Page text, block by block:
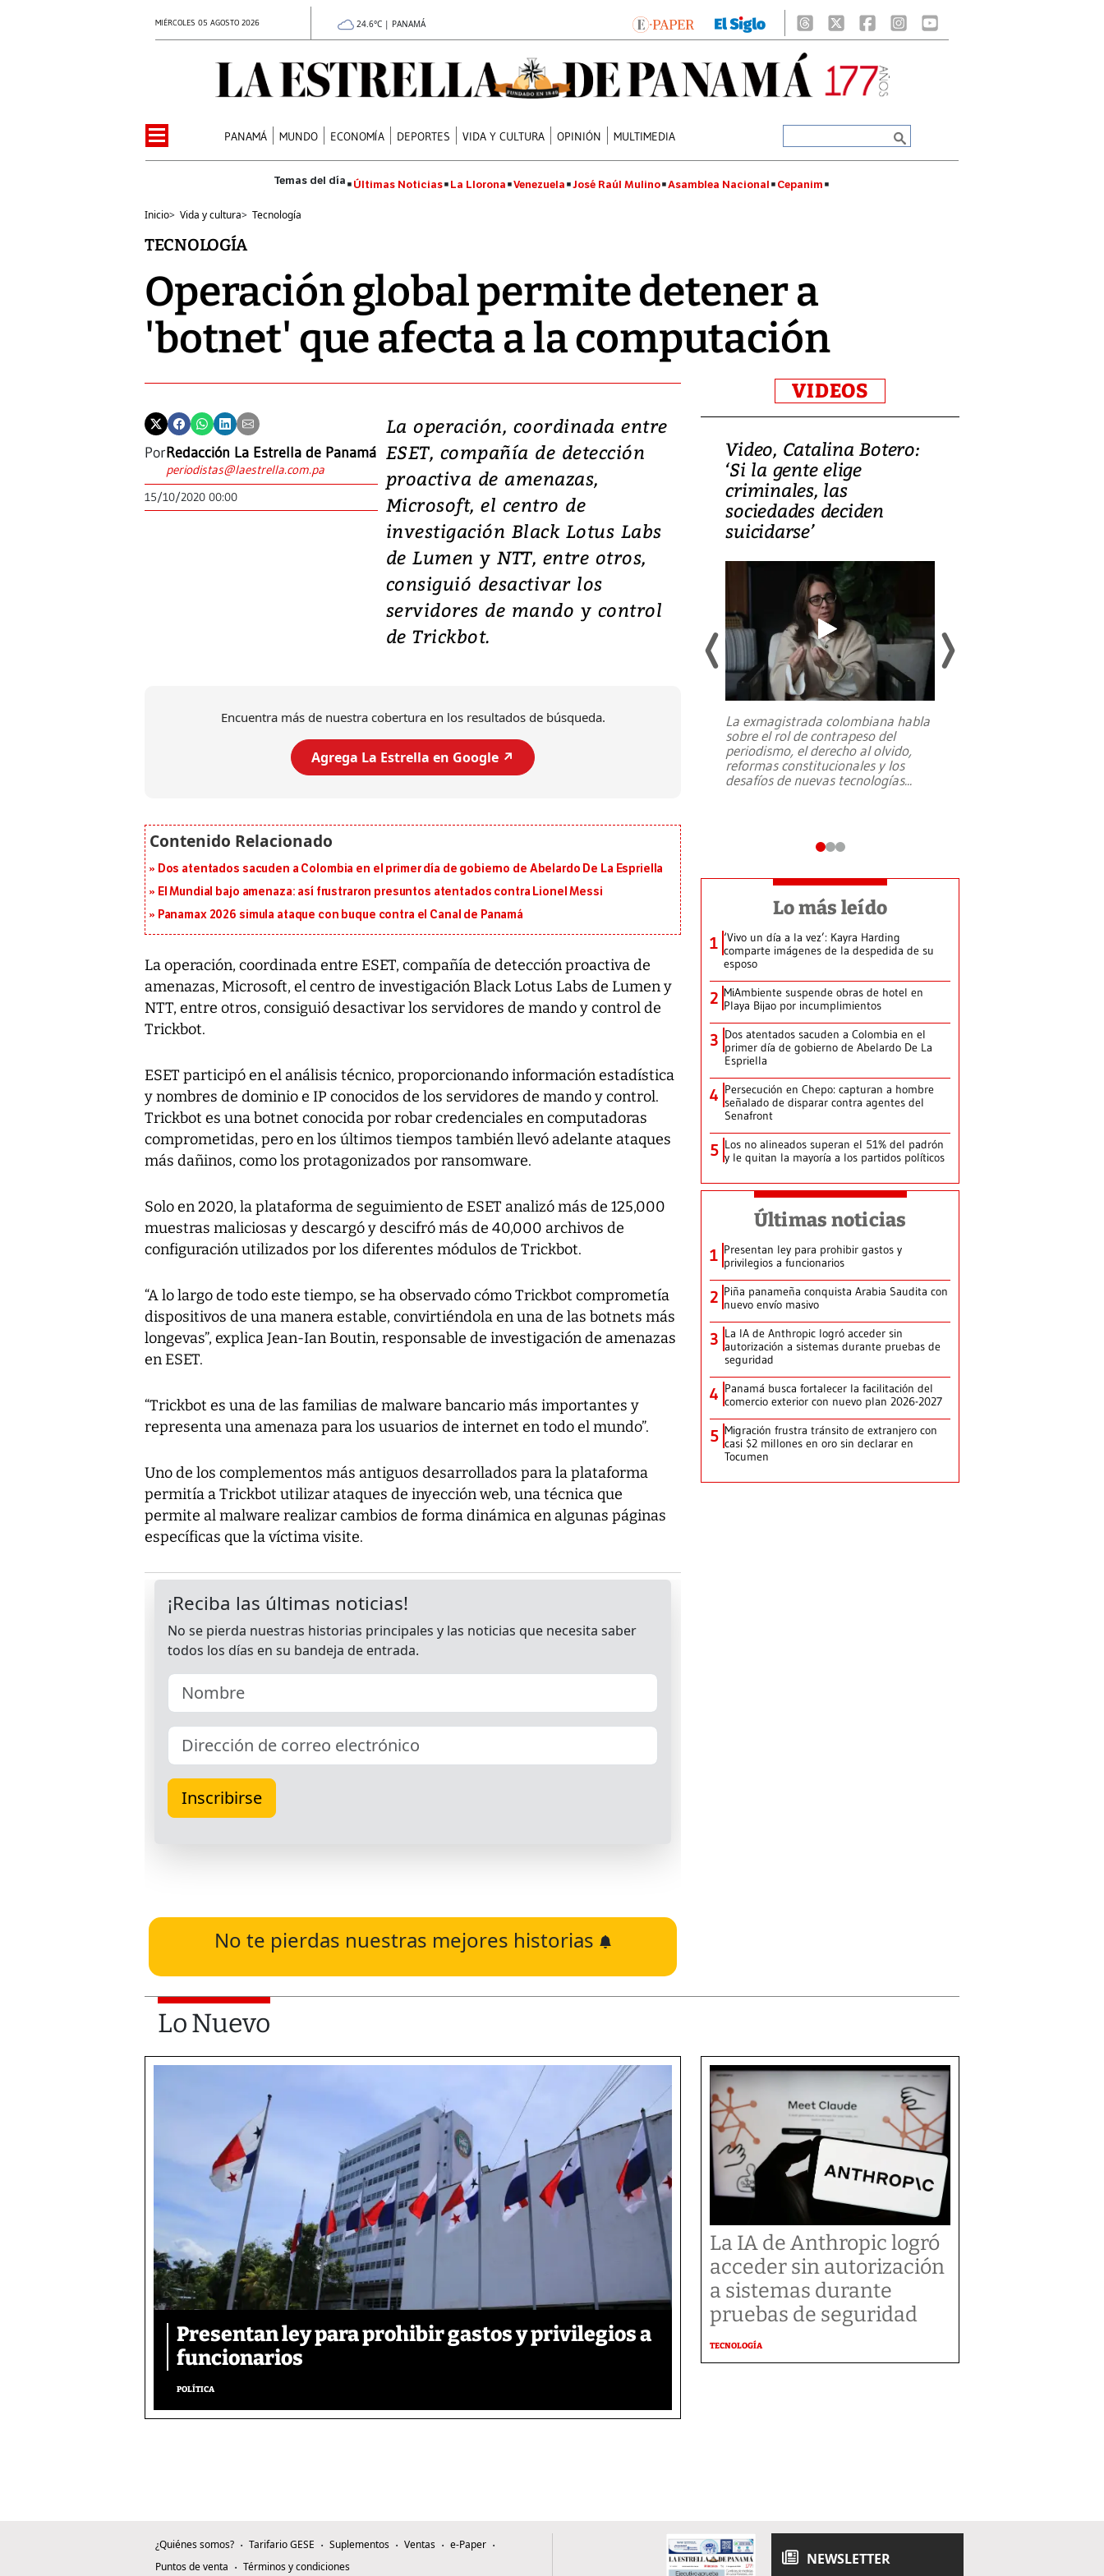
MIÉRCOLES 05 AGOSTO 2026 24.6°C | PANAMÁ
PANAMÁ MUNDO ECONOMÍA DEPORTES VIDA Y CULTURA OPINIÓN MULTIMEDIA
Últimas Noticias La Llorona Venezuela José Raúl Mulino Asamblea Nacional Cepanim
Inicio> Vida y cultura> Tecnología
TECNOLOGÍA
Operación global permite detener a
'botnet' que afecta a la computación
PorRedacción La Estrella de Panamá
periodistas@laestrella.com.pa
15/10/2020 00:00
La operación, coordinada entre
ESET, compañía de detección
proactiva de amenazas,
Microsoft, el centro de
investigación Black Lotus Labs
de Lumen y NTT, entre otros,
consiguió desactivar los
servidores de mando y control
de Trickbot.
Encuentra más de nuestra cobertura en los resultados de búsqueda.
Agrega La Estrella en Google ↗️
Dos atentados sacuden a Colombia en el primer día de gobierno de Abelardo De La Espriella
El Mundial bajo amenaza: así frustraron presuntos atentados contra Lionel Messi
Panamax 2026 simula ataque con buque contra el Canal de Panamá
La operación, coordinada entre ESET, compañía de detección proactiva de
amenazas, Microsoft, el centro de investigación Black Lotus Labs de Lumen y
NTT, entre otros, consiguió desactivar los servidores de mando y control de
Trickbot.
ESET participó en el análisis técnico, proporcionando información estadística
y nombres de dominio e IP conocidos de los servidores de mando y control.
Trickbot es una botnet conocida por robar credenciales en computadoras
comprometidas, pero en los últimos tiempos también llevó adelante ataques
más dañinos, como los protagonizados por ransomware.
Solo en 2020, la plataforma de seguimiento de ESET analizó más de 125,000
muestras maliciosas y descargó y descifró más de 40,000 archivos de
configuración utilizados por los diferentes módulos de Trickbot.
“A lo largo de todo este tiempo, se ha observado cómo Trickbot comprometía
dispositivos de una manera estable, convirtiéndola en una de las botnets más
longevas”, explica Jean-Ian Boutin, responsable de investigación de amenazas
en ESET.
“Trickbot es una de las familias de malware bancario más importantes y
representa una amenaza para los usuarios de internet en todo el mundo”.
Uno de los complementos más antiguos desarrollados para la plataforma
permitía a Trickbot utilizar ataques de inyección web, una técnica que
permite al malware realizar cambios de forma dinámica en algunas páginas
específicas que la víctima visite.
No te pierdas nuestras mejores historias
VIDEOS
Video, Japón: Terremoto
deja heridos y graves
daños en Kumamoto
julio en la prefectura de Kumamoto,
al sur de Japón, provocando una
emergencia de gran
Video, Catalina Botero:
‘Si la gente elige
criminales, las
sociedades deciden
suicidarse’
La exmagistrada colombiana habla
sobre el rol de contrapeso del
periodismo, el derecho al olvido,
reformas constitucionales y los
desafíos de nuevas tecnologías...
Lo más leído
1 ‘Vivo un día a la vez’: Kayra Harding
comparte imágenes de la despedida de su
esposo
2 MiAmbiente suspende obras de hotel en
Playa Bijao por incumplimientos
3 Dos atentados sacuden a Colombia en el
primer día de gobierno de Abelardo De La
Espriella
4 Persecución en Chepo: capturan a hombre
señalado de disparar contra agentes del
Senafront
5 Los no alineados superan el 51% del padrón
y le quitan la mayoría a los partidos políticos
Últimas noticias
1 Presentan ley para prohibir gastos y
privilegios a funcionarios
2 Piña panameña conquista Arabia Saudita con
nuevo envío masivo
3 La IA de Anthropic logró acceder sin
autorización a sistemas durante pruebas de
seguridad
4 Panamá busca fortalecer la facilitación del
comercio exterior con nuevo plan 2026-2027
5 Migración frustra tránsito de extranjero con
casi $2 millones en oro sin declarar en
Tocumen
Lo Nuevo
Presentan ley para prohibir gastos y privilegios a
funcionarios
POLÍTICA
La IA de Anthropic logró
acceder sin autorización
a sistemas durante
pruebas de seguridad
TECNOLOGÍA
¿Quiénes somos? Tarifario GESE Suplementos Ventas
e-Paper
Puntos de venta
Términos y condiciones NEWSLETTER